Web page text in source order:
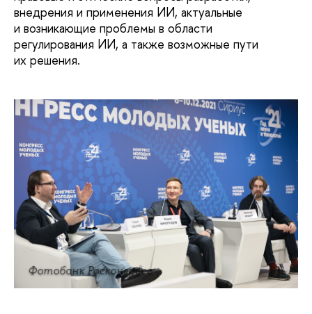
внедрения и применения ИИ, актуальные
и возникающие проблемы в области
регулирования ИИ, а также возможные пути
их решения.
Фотобанк Росконгресс